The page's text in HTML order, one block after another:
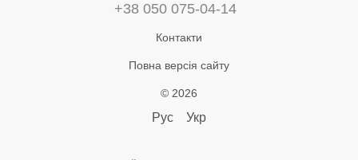
+38 050 075-04-14
Контакти
Повна версія сайту
© 2026
Рус Укр